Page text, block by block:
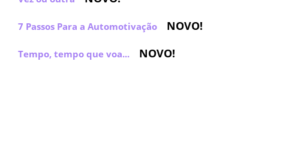
7 Passos Para a Automotivação NOVO!
Tempo, tempo que voa... NOVO!